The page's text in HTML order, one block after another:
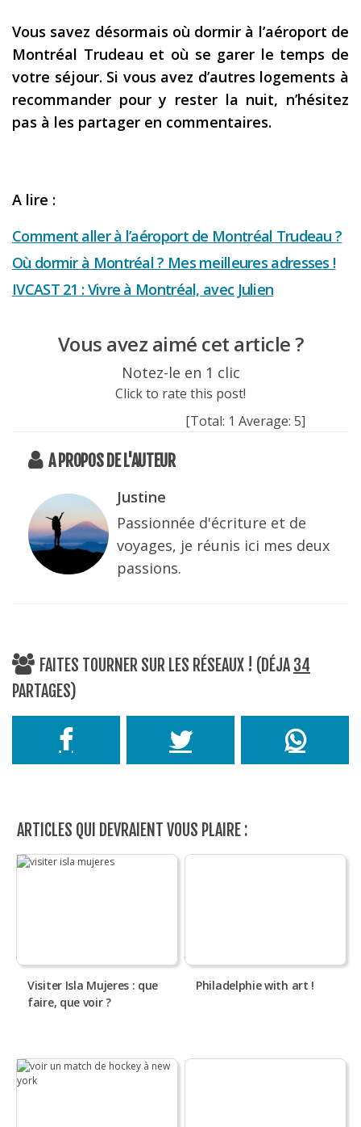
Vous savez désormais où dormir à l’aéroport de
Montréal Trudeau et où se garer le temps de
votre séjour. Si vous avez d’autres logements à
recommander pour y rester la nuit, n’hésitez
pas à les partager en commentaires.
A lire :
Comment aller à l’aéroport de Montréal Trudeau ?
Où dormir à Montréal ? Mes meilleures adresses !
IVCAST 21 : Vivre à Montréal, avec Julien
Vous avez aimé cet article ?
Notez-le en 1 clic
Click to rate this post!
[Total: 1 Average: 5]
A PROPOS DE L'AUTEUR
Justine
Passionnée d'écriture et de
voyages, je réunis ici mes deux
passions.
FAITES TOURNER SUR LES RÉSEAUX ! (DÉJA 34
PARTAGES)
ARTICLES QUI DEVRAIENT VOUS PLAIRE :
Visiter Isla Mujeres : que
faire, que voir ?
Philadelphie with art !